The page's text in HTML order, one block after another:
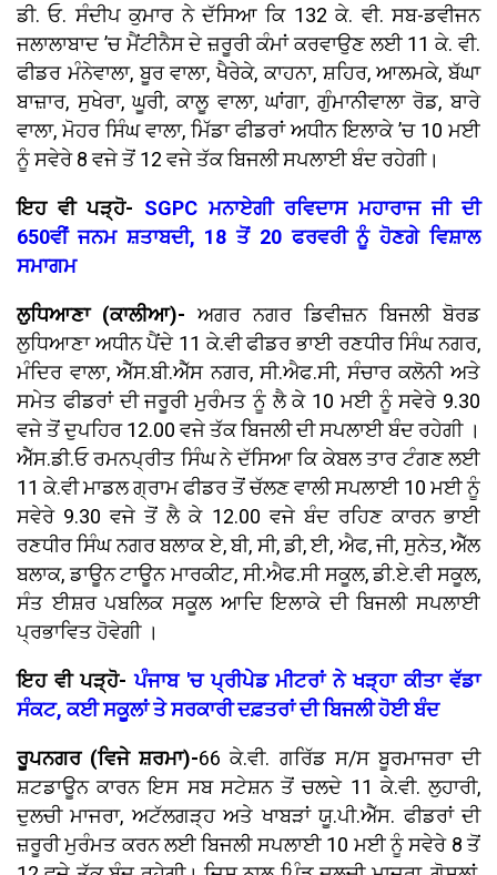
ਡੀ. ਓ. ਸੰਦੀਪ ਕੁਮਾਰ ਨੇ ਦੱਸਿਆ ਕਿ 132 ਕੇ. ਵੀ. ਸਬ-ਡਵੀਜਨ
ਜਲਾਲਾਬਾਦ ’ਚ ਮੈਂਟੀਨੈਸ ਦੇ ਜ਼ਰੂਰੀ ਕੰਮਾਂ ਕਰਵਾਉਣ ਲਈ 11 ਕੇ. ਵੀ.
ਫੀਡਰ ਮੰਨੇਵਾਲਾ, ਬੂਰ ਵਾਲਾ, ਖੈਰੇਕੇ, ਕਾਹਨਾ, ਸ਼ਹਿਰ, ਆਲਮਕੇ, ਬੱਘਾ
ਬਾਜ਼ਾਰ, ਸੁਖੇਰਾ, ਘੂਰੀ, ਕਾਲੂ ਵਾਲਾ, ਘਾਂਗਾ, ਗੁੰਮਾਨੀਵਾਲਾ ਰੋਡ, ਬਾਰੇ
ਵਾਲਾ, ਮੋਹਰ ਸਿੰਘ ਵਾਲਾ, ਮਿੱਡਾ ਫੀਡਰਾਂ ਅਧੀਨ ਇਲਾਕੇ ’ਚ 10 ਮਈ
ਨੂੰ ਸਵੇਰੇ 8 ਵਜੇ ਤੋਂ 12 ਵਜੇ ਤੱਕ ਬਿਜਲੀ ਸਪਲਾਈ ਬੰਦ ਰਹੇਗੀ।
ਇਹ ਵੀ ਪੜ੍ਹੋ- SGPC ਮਨਾਏਗੀ ਰਵਿਦਾਸ ਮਹਾਰਾਜ ਜੀ ਦੀ
650ਵੀਂ ਜਨਮ ਸ਼ਤਾਬਦੀ, 18 ਤੋਂ 20 ਫਰਵਰੀ ਨੂੰ ਹੋਣਗੇ ਵਿਸ਼ਾਲ
ਸਮਾਗਮ
ਲੁਧਿਆਣਾ (ਕਾਲੀਆ)- ਅਗਰ ਨਗਰ ਡਿਵੀਜ਼ਨ ਬਿਜਲੀ ਬੋਰਡ
ਲੁਧਿਆਣਾ ਅਧੀਨ ਪੈਂਦੇ 11 ਕੇ.ਵੀ ਫੀਡਰ ਭਾਈ ਰਣਧੀਰ ਸਿੰਘ ਨਗਰ,
ਮੰਦਿਰ ਵਾਲਾ, ਐੱਸ.ਬੀ.ਐੱਸ ਨਗਰ, ਸੀ.ਐਫ.ਸੀ, ਸੰਚਾਰ ਕਲੋਨੀ ਅਤੇ
ਸਮੇਤ ਫੀਡਰਾਂ ਦੀ ਜਰੂਰੀ ਮੁਰੰਮਤ ਨੂੰ ਲੈ ਕੇ 10 ਮਈ ਨੂੰ ਸਵੇਰੇ 9.30
ਵਜੇ ਤੋਂ ਦੁਪਹਿਰ 12.00 ਵਜੇ ਤੱਕ ਬਿਜਲੀ ਦੀ ਸਪਲਾਈ ਬੰਦ ਰਹੇਗੀ ।
ਐੱਸ.ਡੀ.ਓ ਰਮਨਪ੍ਰੀਤ ਸਿੰਘ ਨੇ ਦੱਸਿਆ ਕਿ ਕੇਬਲ ਤਾਰ ਟੰਗਣ ਲਈ
11 ਕੇ.ਵੀ ਮਾਡਲ ਗ੍ਰਾਮ ਫੀਡਰ ਤੋਂ ਚੱਲਣ ਵਾਲੀ ਸਪਲਾਈ 10 ਮਈ ਨੂੰ
ਸਵੇਰੇ 9.30 ਵਜੇ ਤੋਂ ਲੈ ਕੇ 12.00 ਵਜੇ ਬੰਦ ਰਹਿਣ ਕਾਰਨ ਭਾਈ
ਰਣਧੀਰ ਸਿੰਘ ਨਗਰ ਬਲਾਕ ਏ, ਬੀ, ਸੀ, ਡੀ, ਈ, ਐਫ, ਜੀ, ਸੁਨੇਤ, ਐੱਲ
ਬਲਾਕ, ਡਾਊਨ ਟਾਊਨ ਮਾਰਕੀਟ, ਸੀ.ਐਫ.ਸੀ ਸਕੂਲ, ਡੀ.ਏ.ਵੀ ਸਕੂਲ,
ਸੰਤ ਈਸ਼ਰ ਪਬਲਿਕ ਸਕੂਲ ਆਦਿ ਇਲਾਕੇ ਦੀ ਬਿਜਲੀ ਸਪਲਾਈ
ਪ੍ਰਭਾਵਿਤ ਹੋਵੇਗੀ ।
ਇਹ ਵੀ ਪੜ੍ਹੋ-ਪੰਜਾਬ 'ਚ ਪ੍ਰੀਪੇਡ ਮੀਟਰਾਂ ਨੇ ਖੜ੍ਹਾ ਕੀਤਾ ਵੱਡਾ
ਸੰਕਟ, ਕਈ ਸਕੂਲਾਂ ਤੇ ਸਰਕਾਰੀ ਦਫ਼ਤਰਾਂ ਦੀ ਬਿਜਲੀ ਹੋਈ ਬੰਦ
ਰੂਪਨਗਰ (ਵਿਜੇ ਸ਼ਰਮਾ)-66 ਕੇ.ਵੀ. ਗਰਿੱਡ ਸ/ਸ ਬੂਰਮਾਜਰਾ ਦੀ
ਸ਼ਟਡਾਊਨ ਕਾਰਨ ਇਸ ਸਬ ਸਟੇਸ਼ਨ ਤੋਂ ਚਲਦੇ 11 ਕੇ.ਵੀ. ਲੁਹਾਰੀ,
ਦੁਲਚੀ ਮਾਜਰਾ, ਅਟੱਲਗੜ੍ਹ ਅਤੇ ਖਾਬੜਾਂ ਯੂ.ਪੀ.ਐੱਸ. ਫੀਡਰਾਂ ਦੀ
ਜ਼ਰੂਰੀ ਮੁਰੰਮਤ ਕਰਨ ਲਈ ਬਿਜਲੀ ਸਪਲਾਈ 10 ਮਈ ਨੂੰ ਸਵੇਰੇ 8 ਤੋਂ